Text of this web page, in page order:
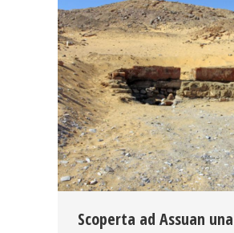
Scoperta ad Assuan